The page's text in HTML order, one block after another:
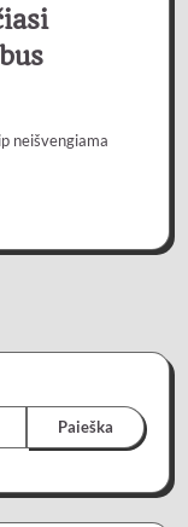
neišvengiama
Paieška